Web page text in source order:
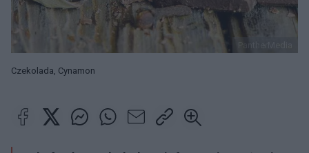
Czekolada, Cynamon